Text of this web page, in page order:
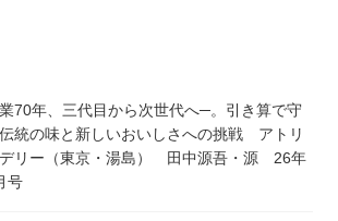
70年、三代目から次世代へ─。引き算で守
統の味と新しいおいしさへの挑戦 アトリ
リー（東京・湯島） 田中源吾・源 26年
号